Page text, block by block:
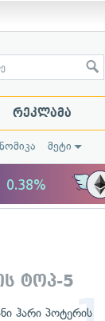
რეკლამა
მეტი
ტოპ-5
ჰარი პოტერის